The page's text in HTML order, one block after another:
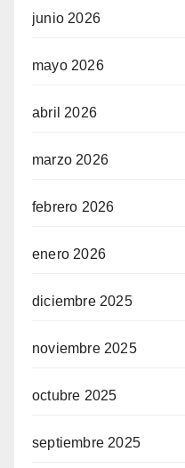
junio 2026
mayo 2026
abril 2026
marzo 2026
febrero 2026
enero 2026
diciembre 2025
noviembre 2025
octubre 2025
septiembre 2025